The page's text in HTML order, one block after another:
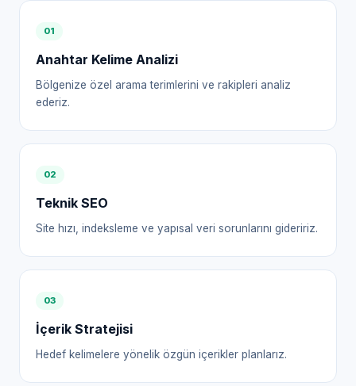
01
Anahtar Kelime Analizi
Bölgenize özel arama terimlerini ve rakipleri analiz
ederiz.
02
Teknik SEO
Site hızı, indeksleme ve yapısal veri sorunlarını gideririz.
03
İçerik Stratejisi
Hedef kelimelere yönelik özgün içerikler planlarız.